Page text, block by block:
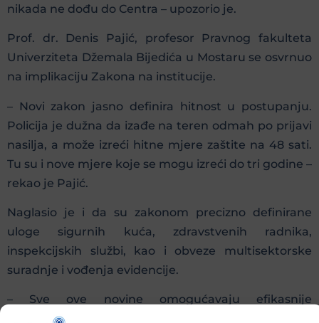
nikada ne dođu do Centra – upozorio je.
Prof. dr. Denis Pajić, profesor Pravnog fakulteta
Univerziteta Džemala Bijedića u Mostaru se osvrnuo
na implikaciju Zakona na institucije.
– Novi zakon jasno definira hitnost u postupanju.
Policija je dužna da izađe na teren odmah po prijavi
nasilja, a može izreći hitne mjere zaštite na 48 sati.
Tu su i nove mjere koje se mogu izreći do tri godine –
rekao je Pajić.
Naglasio je i da su zakonom precizno definirane
uloge sigurnih kuća, zdravstvenih radnika,
inspekcijskih službi, kao i obveze multisektorske
suradnje i vođenja evidencije.
– Sve ove novine omogućavaju efikasnije
procesuiranje počinitelja i kvalitetniju zaštitu žrtava